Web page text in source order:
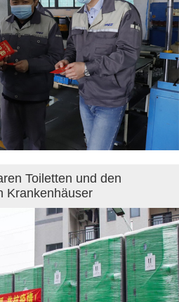
Toiletten und den
Krankenhäuser